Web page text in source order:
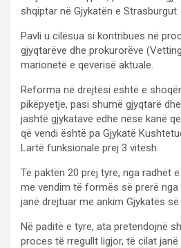
shqiptar në Gjykatën e Strasburgut.
Pavli u cilësua si kontribues në
gjyqtarëve dhe prokurorëve
marionetë e qeverisë aktuale.
Reforma në drejtësi është e
pikëpyetje, pasi shumë gjyqtarë
jashtë gjykatave edhe nëse kanë
që vendi është pa Gjykatë
Lartë funksionale prej 3 vitesh.
Të paktën 20 prej tyre, nga radhët
me vendim të formës së prerë
janë drejtuar me ankim Gjykatës
Në paditë e tyre, ata pretendojnë
proces të rregullt ligjor, të cilat